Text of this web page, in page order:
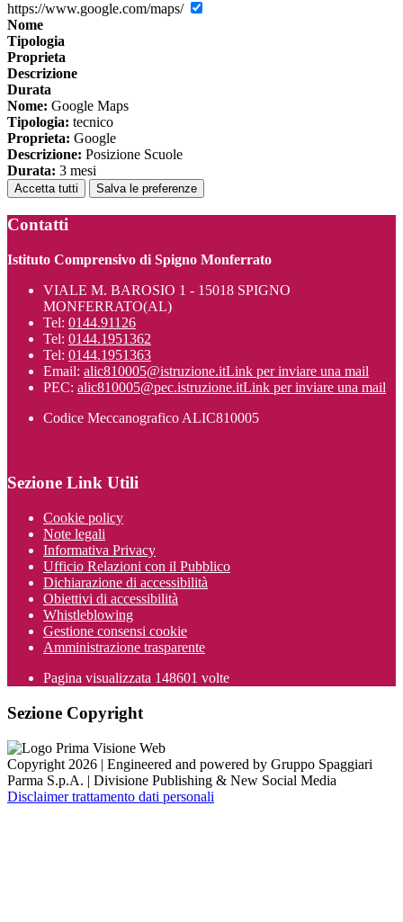
https://www.google.com/maps/
Nome
Tipologia
Proprieta
Descrizione
Durata
Nome: Google Maps
Tipologia: tecnico
Proprieta: Google
Descrizione: Posizione Scuole
Durata: 3 mesi
Accetta tutti Salva le preferenze
Contatti
Istituto Comprensivo di Spigno Monferrato
VIALE M. BAROSIO 1 - 15018 SPIGNO
MONFERRATO(AL)
Tel: 0144.91126
Tel: 0144.1951362
Tel: 0144.1951363
Email: alic810005@istruzione.itLink per inviare una mail
PEC: alic810005@pec.istruzione.itLink per inviare una mail
Codice Meccanografico ALIC810005
Sezione Link Utili
Cookie policy
Note legali
Informativa Privacy
Ufficio Relazioni con il Pubblico
Dichiarazione di accessibilità
Obiettivi di accessibilità
Whistleblowing
Gestione consensi cookie
Amministrazione trasparente
Pagina visualizzata 148601 volte
Sezione Copyright
Copyright 2026 | Engineered and powered by Gruppo Spaggiari
Parma S.p.A. | Divisione Publishing & New Social Media
Disclaimer trattamento dati personali